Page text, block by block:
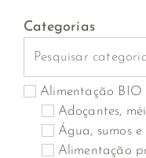
Categorias
Alimentação BIO
Adoçantes,
Água, sumos
Alimentação